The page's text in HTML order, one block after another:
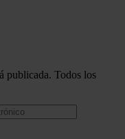
publicada. Todos los